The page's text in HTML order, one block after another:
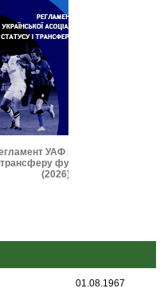
статусу і
01.08.1967